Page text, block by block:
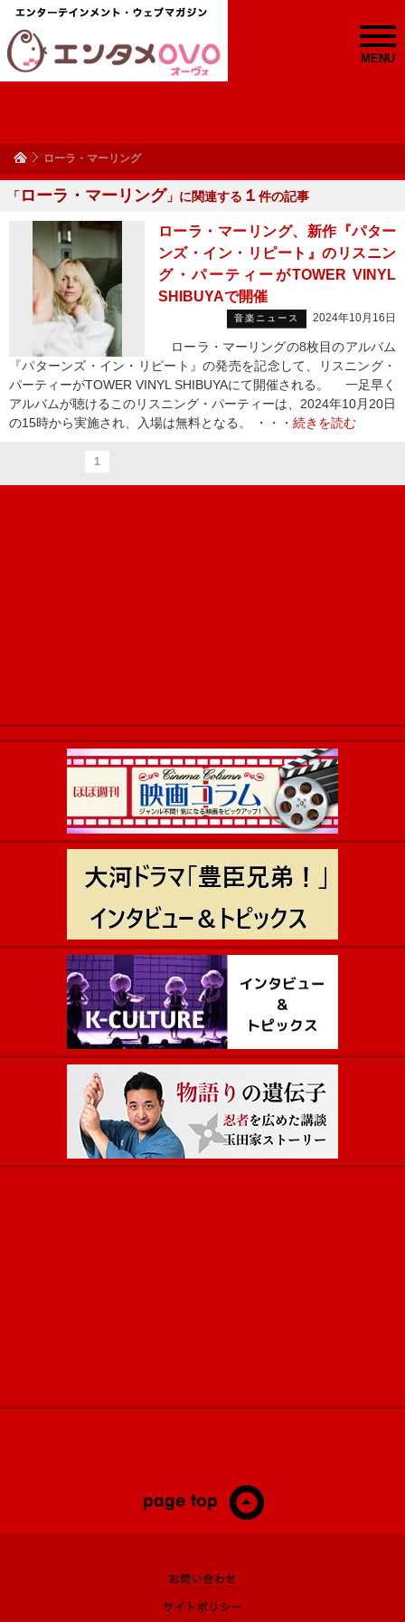
MENU
ローラ・マーリング
「 ローラ・マーリング 」に関連する １ 件の記事
ローラ・マーリング、新作『パター
ンズ・イン・リピート』のリスニン
グ・パーティーがTOWER VINYL
SHIBUYAで開催
音楽ニュース 2024年10月16日
ローラ・マーリングの8枚目のアルバム
『パターンズ・イン・リピート』の発売を記念して、リスニング・
パーティーがTOWER VINYL SHIBUYAにて開催される。 一足早く
アルバムが聴けるこのリスニング・パーティーは、2024年10月20日
の15時から実施され、入場は無料となる。 ・・・ 続きを読む
1